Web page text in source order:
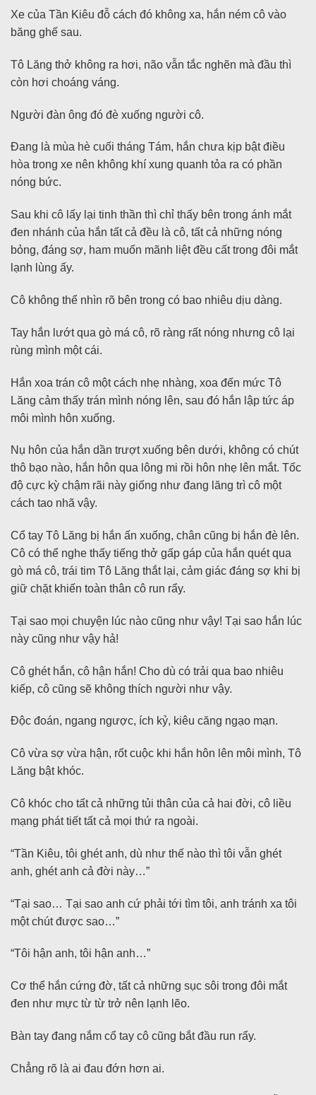
Xe của Tần Kiêu đỗ cách đó không xa, hắn ném cô vào
băng ghế sau.
Tô Lăng thở không ra hơi, não vẫn tắc nghẽn mà đầu thì
còn hơi choáng váng.
Người đàn ông đó đè xuống người cô.
Đang là mùa hè cuối tháng Tám, hắn chưa kịp bật điều
hòa trong xe nên không khí xung quanh tỏa ra có phần
nóng bức.
Sau khi cô lấy lại tinh thần thì chỉ thấy bên trong ánh mắt
đen nhánh của hắn tất cả đều là cô, tất cả những nóng
bỏng, đáng sợ, ham muốn mãnh liệt đều cất trong đôi mắt
lạnh lùng ấy.
Cô không thể nhìn rõ bên trong có bao nhiêu dịu dàng.
Tay hắn lướt qua gò má cô, rõ ràng rất nóng nhưng cô lại
rùng mình một cái.
Hắn xoa trán cô một cách nhẹ nhàng, xoa đến mức Tô
Lăng cảm thấy trán mình nóng lên, sau đó hắn lập tức áp
môi mình hôn xuống.
Nụ hôn của hắn dần trượt xuống bên dưới, không có chút
thô bạo nào, hắn hôn qua lông mi rồi hôn nhẹ lên mắt. Tốc
độ cực kỳ chậm rãi này giống như đang lăng trì cô một
cách tao nhã vậy.
Cổ tay Tô Lăng bị hắn ấn xuống, chân cũng bị hắn đè lên.
Cô có thể nghe thấy tiếng thở gấp gáp của hắn quét qua
gò má cô, trái tim Tô Lăng thắt lại, cảm giác đáng sợ khi bị
giữ chặt khiến toàn thân cô run rẩy.
Tại sao mọi chuyện lúc nào cũng như vậy! Tại sao hắn lúc
này cũng như vậy hả!
Cô ghét hắn, cô hận hắn! Cho dù có trải qua bao nhiêu
kiếp, cô cũng sẽ không thích người như vậy.
Độc đoán, ngang ngược, ích kỷ, kiêu căng ngạo mạn.
Cô vừa sợ vừa hận, rốt cuộc khi hắn hôn lên môi mình, Tô
Lăng bật khóc.
Cô khóc cho tất cả những tủi thân của cả hai đời, cô liều
mạng phát tiết tất cả mọi thứ ra ngoài.
“Tần Kiêu, tôi ghét anh, dù như thế nào thì tôi vẫn ghét
anh, ghét anh cả đời này…”
“Tại sao… Tại sao anh cứ phải tới tìm tôi, anh tránh xa tôi
một chút được sao…”
“Tôi hận anh, tôi hận anh…”
Cơ thể hắn cứng đờ, tất cả những sục sôi trong đôi mắt
đen như mực từ từ trở nên lạnh lẽo.
Bàn tay đang nắm cổ tay cô cũng bắt đầu run rẩy.
Chẳng rõ là ai đau đớn hơn ai.